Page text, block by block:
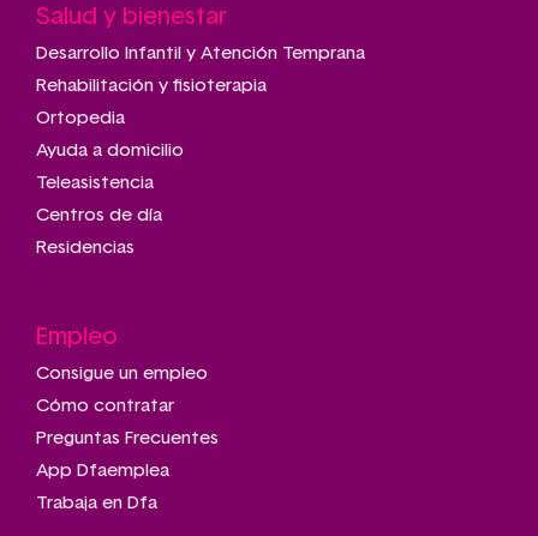
Salud y bienestar
Desarrollo Infantil y Atención Temprana
Rehabilitación y fisioterapia
Ortopedia
Ayuda a domicilio
Teleasistencia
Centros de día
Residencias
Empleo
Consigue un empleo
Cómo contratar
Preguntas Frecuentes
App Dfaemplea
Trabaja en Dfa